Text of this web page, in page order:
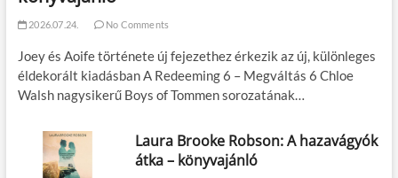
2026.07.24. No Comments
Joey és Aoife története új fejezethez érkezik az új, különleges
éldekorált kiadásban A Redeeming 6 – Megváltás 6 Chloe
Walsh nagysikerű Boys of Tommen sorozatának…
Laura Brooke Robson: A hazavágyók
átka – könyvajánló